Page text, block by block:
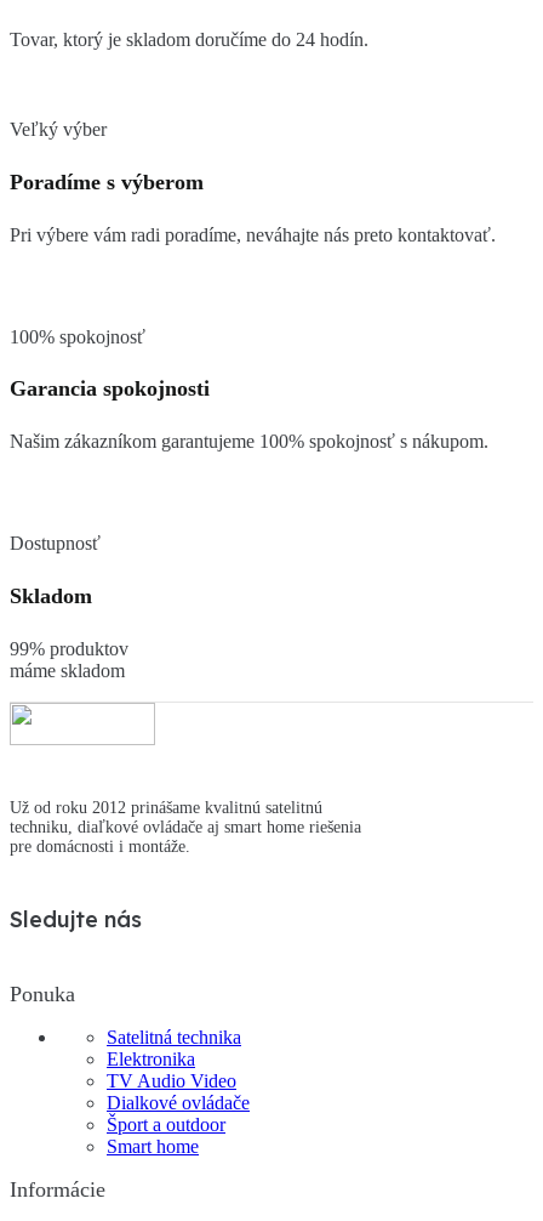
Tovar, ktorý je skladom doručíme do 24 hodín.
Veľký výber
Poradíme s výberom
Pri výbere vám radi poradíme, neváhajte nás preto kontaktovať.
100% spokojnosť
Garancia spokojnosti
Našim zákazníkom garantujeme 100% spokojnosť s nákupom.
Dostupnosť
Skladom
99% produktov
máme skladom
Už od roku 2012 prinášame kvalitnú satelitnú
techniku, diaľkové ovládače aj smart home riešenia
pre domácnosti i montáže.
Sledujte nás
Ponuka
Satelitná technika
Elektronika
TV Audio Video
Dialkové ovládače
Šport a outdoor
Smart home
Informácie